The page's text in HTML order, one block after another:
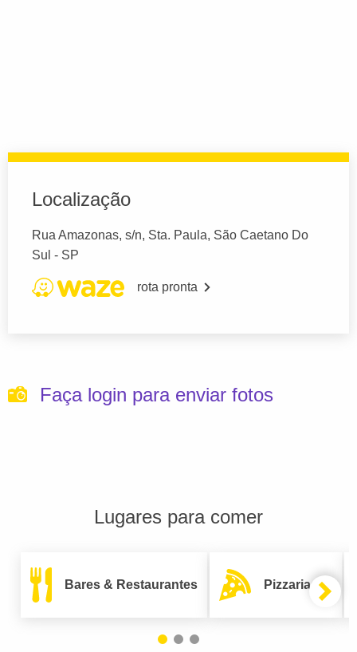
Localização
Rua Amazonas, s/n, Sta. Paula, São Caetano Do
Sul - SP
rota pronta
Faça login para enviar fotos
Lugares para comer
Bares & Restaurantes Pizzarias